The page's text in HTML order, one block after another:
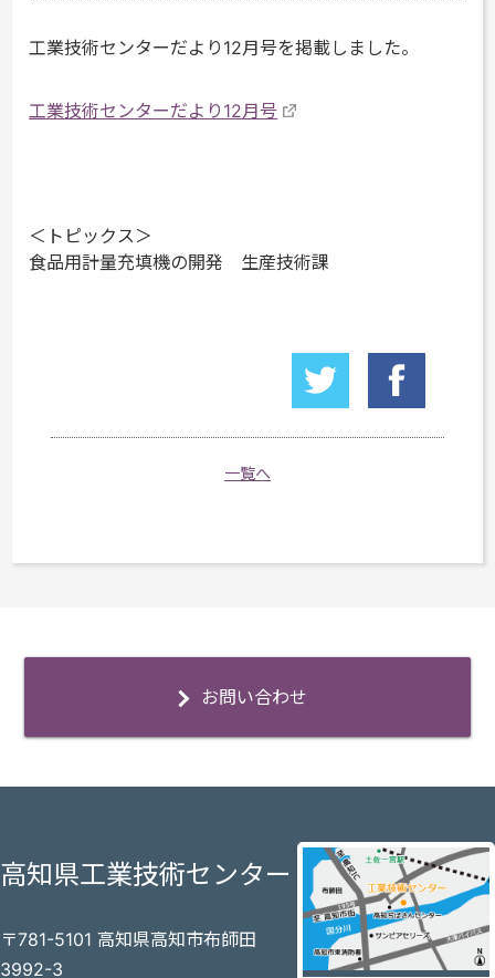
工業技術センターだより12月号を掲載しました。
工業技術センターだより12月号
＜トピックス＞
食品用計量充填機の開発 生産技術課
一覧へ
お問い合わせ
高知県工業技術センター
〒781-5101 高知県高知市布師田
3992-3